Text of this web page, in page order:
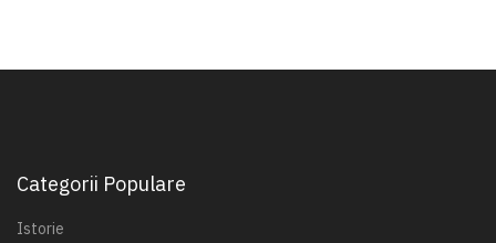
Categorii Populare
Istorie